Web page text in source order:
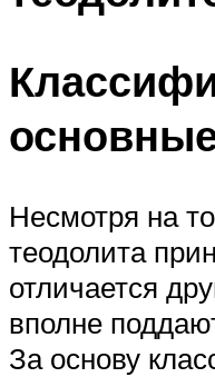
Несмотря на
теодолита
отличается
вполне
За основу